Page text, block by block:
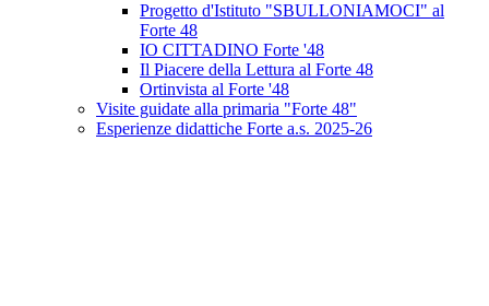
Progetto d'Istituto "SBULLONIAMOCI" al
Forte 48
IO CITTADINO Forte '48
Il Piacere della Lettura al Forte 48
Ortinvista al Forte '48
Visite guidate alla primaria "Forte 48"
Esperienze didattiche Forte a.s. 2025-26